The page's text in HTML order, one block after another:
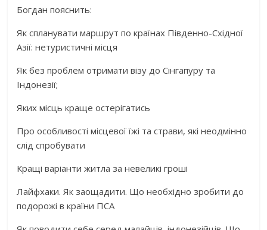
Богдан пояснить:
Як спланувати маршрут по країнах Південно-Східної
Азії: нетуристичні місця
Як без проблем отримати візу до Сінгапуру та
Індонезії;
Яких місць краще остерігатись
Про особливості місцевої їжі та страви, які неодмінно
слід спробувати
Кращі варіанти житла за невеликі гроші
Лайфхаки. Як заощадити. Що необхідно зробити до
подорожі в країни ПСА